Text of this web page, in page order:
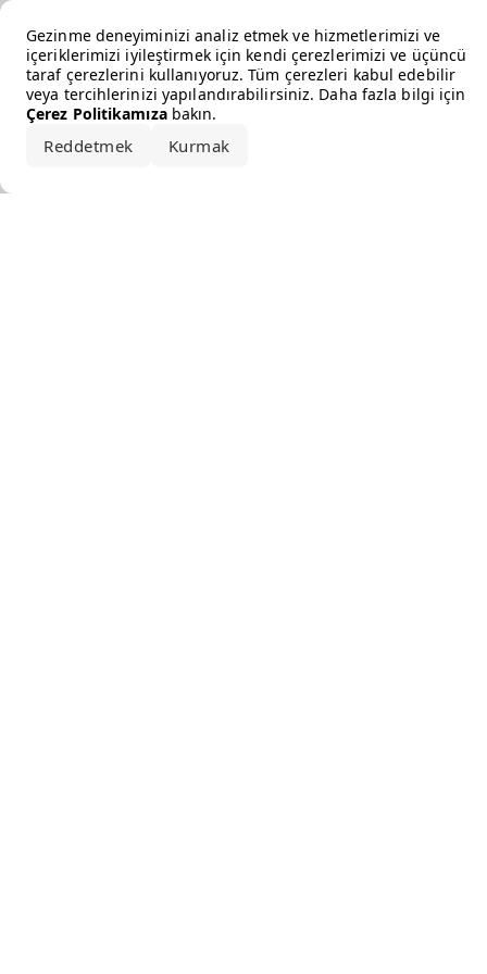
Gezinme deneyiminizi analiz etmek ve hizmetlerimizi ve
içeriklerimizi iyileştirmek için kendi çerezlerimizi ve üçüncü
taraf çerezlerini kullanıyoruz. Tüm çerezleri kabul edebilir
veya tercihlerinizi yapılandırabilirsiniz. Daha fazla bilgi için
Çerez Politikamızabakın.
Reddetmek Kurmak
Error loading the brand